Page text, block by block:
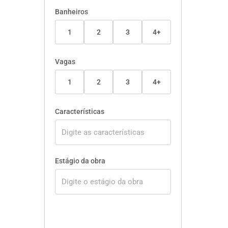
Banheiros
1 2 3 4+
Vagas
1 2 3 4+
Características
Estágio da obra